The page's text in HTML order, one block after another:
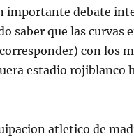
importante debate
saber que las curvas
con los
estadio rojiblanco